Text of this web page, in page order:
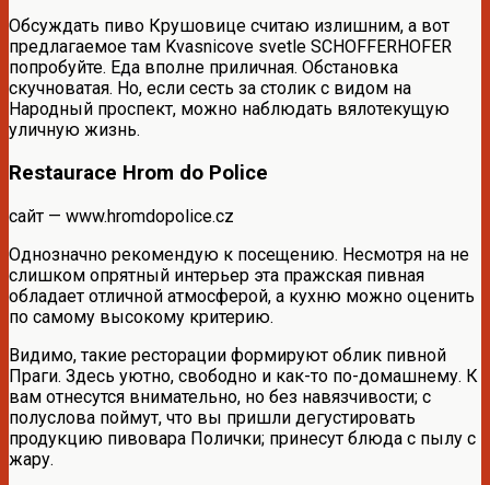
Обсуждать пиво Крушовице считаю излишним, а вот
предлагаемое там Kvasnicove svetle SCHOFFERHOFER
попробуйте. Еда вполне приличная. Обстановка
скучноватая. Но, если сесть за столик с видом на
Народный проспект, можно наблюдать вялотекущую
уличную жизнь.
Restaurace Hrom do Police
сайт — www.hromdopolice.cz
Однозначно рекомендую к посещению. Несмотря на не
слишком опрятный интерьер эта пражская пивная
обладает отличной атмосферой, а кухню можно оценить
по самому высокому критерию.
Видимо, такие ресторации формируют облик пивной
Праги. Здесь уютно, свободно и как-то по-домашнему. К
вам отнесутся внимательно, но без навязчивости; с
полуслова поймут, что вы пришли дегустировать
продукцию пивовара Полички; принесут блюда с пылу с
жару.